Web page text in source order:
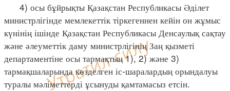
4) осы бұйрықты Қазақстан Республикасы Әділет
министрлігінде мемлекеттік тіркегеннен кейін он жұмыс
күнінің ішінде Қазақстан Республикасы Денсаулық сақтау
және әлеуметтік даму министрлігінің Заң қызметі
департаментіне осы тармақтың 1), 2) және 3)
тармақшаларында көзделген іс-шаралардың орындалуы
туралы мәліметтерді ұсынуды қамтамасыз етсін.